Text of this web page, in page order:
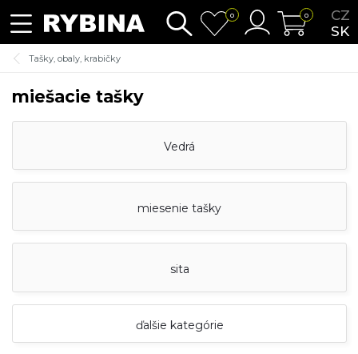
CZ
SK
0 0
Tašky, obaly, krabičky
miešacie tašky
Vedrá
miesenie tašky
sita
ďalšie kategórie